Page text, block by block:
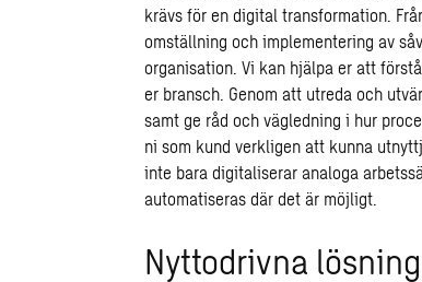
krävs för en digital transformation.
omställning och implementering av
organisation. Vi kan hjälpa er att
er bransch. Genom att utreda och
samt ge råd och vägledning i hur
ni som kund verkligen att kunna
inte bara digitaliserar analoga
automatiseras där det är möjligt.
Nyttodrivna